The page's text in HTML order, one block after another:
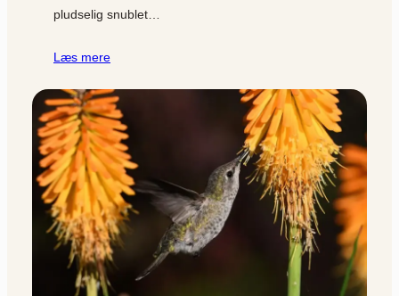
pludselig snublet…
Læs mere